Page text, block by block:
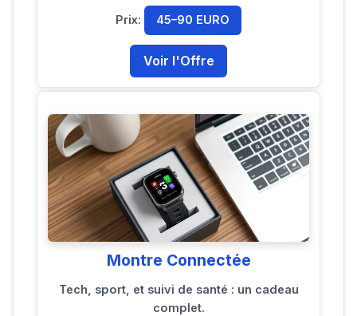
Prix: 45–90 EURO
Voir l'Offre
Montre Connectée
Tech, sport, et suivi de santé : un cadeau
complet.